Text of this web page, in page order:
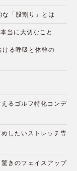
「股割り」とは
当に大切なこと
ける呼吸と体幹の
えるゴルフ特化コンデ
したいストレッチ専
きのフェイスアップ